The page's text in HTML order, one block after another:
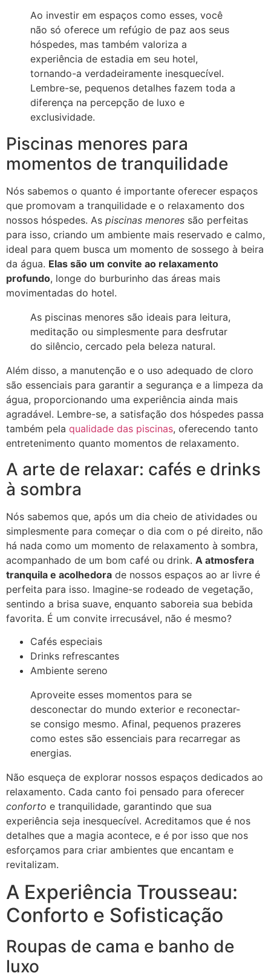
Ao investir em espaços como esses, você
não só oferece um refúgio de paz aos seus
hóspedes, mas também valoriza a
experiência de estadia em seu hotel,
tornando-a verdadeiramente inesquecível.
Lembre-se, pequenos detalhes fazem toda a
diferença na percepção de luxo e
exclusividade.
Piscinas menores para
momentos de tranquilidade
Nós sabemos o quanto é importante oferecer espaços
que promovam a tranquilidade e o relaxamento dos
nossos hóspedes. As piscinas menores são perfeitas
para isso, criando um ambiente mais reservado e calmo,
ideal para quem busca um momento de sossego à beira
da água. Elas são um convite ao relaxamento
profundo, longe do burburinho das áreas mais
movimentadas do hotel.
As piscinas menores são ideais para leitura,
meditação ou simplesmente para desfrutar
do silêncio, cercado pela beleza natural.
Além disso, a manutenção e o uso adequado de cloro
são essenciais para garantir a segurança e a limpeza da
água, proporcionando uma experiência ainda mais
agradável. Lembre-se, a satisfação dos hóspedes passa
também pela qualidade das piscinas, oferecendo tanto
entretenimento quanto momentos de relaxamento.
A arte de relaxar: cafés e drinks
à sombra
Nós sabemos que, após um dia cheio de atividades ou
simplesmente para começar o dia com o pé direito, não
há nada como um momento de relaxamento à sombra,
acompanhado de um bom café ou drink. A atmosfera
tranquila e acolhedora de nossos espaços ao ar livre é
perfeita para isso. Imagine-se rodeado de vegetação,
sentindo a brisa suave, enquanto saboreia sua bebida
favorita. É um convite irrecusável, não é mesmo?
Cafés especiais
Drinks refrescantes
Ambiente sereno
Aproveite esses momentos para se
desconectar do mundo exterior e reconectar-
se consigo mesmo. Afinal, pequenos prazeres
como estes são essenciais para recarregar as
energias.
Não esqueça de explorar nossos espaços dedicados ao
relaxamento. Cada canto foi pensado para oferecer
conforto e tranquilidade, garantindo que sua
experiência seja inesquecível. Acreditamos que é nos
detalhes que a magia acontece, e é por isso que nos
esforçamos para criar ambientes que encantam e
revitalizam.
A Experiência Trousseau:
Conforto e Sofisticação
Roupas de cama e banho de
luxo